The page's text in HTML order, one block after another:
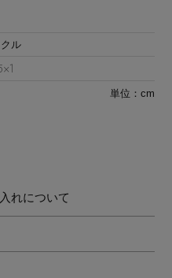
ル
単位：cm
れについて